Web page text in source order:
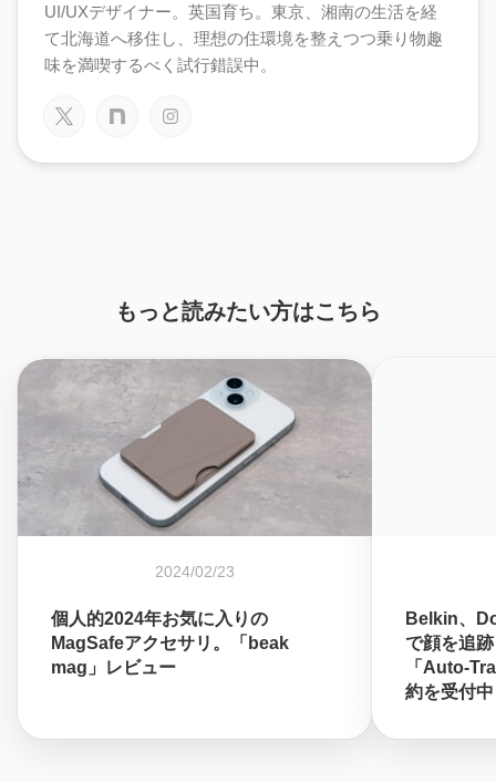
UI/UXデザイナー。英国育ち。東京、湘南の生活を経
て北海道へ移住し、理想の住環境を整えつつ乗り物趣
味を満喫するべく試行錯誤中。
もっと読みたい方はこちら
2024/02/23
個人的2024年お気に入りの
MagSafeアクセサリ。「beak
mag」レビュー
Belkin、
で顔を追
「Auto-
約を受付中